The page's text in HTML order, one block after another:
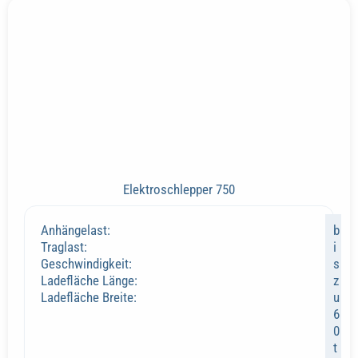
Elektroschlepper 750
Anhängelast:
Traglast:
Geschwindigkeit:
Ladefläche Länge:
Ladefläche Breite:
b
i
s
z
u
6
0
t